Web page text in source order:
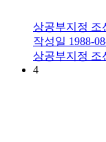
상공부지정 조
작성일 1988-
상공부지정 조
4